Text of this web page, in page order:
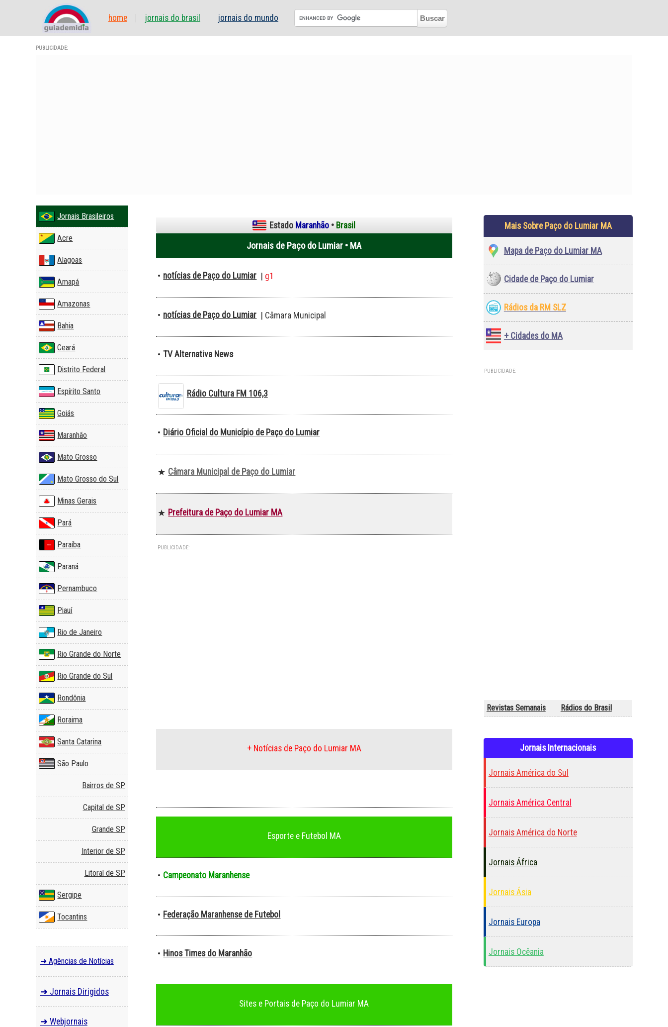
home jornais do brasil jornais do mundo
PUBLICIDADE:
Jornais Brasileiros
Acre
Alagoas
Amapá
Amazonas
Bahia
Ceará
Distrito Federal
Espírito Santo
Goiás
Maranhão
Mato Grosso
Mato Grosso do Sul
Minas Gerais
Pará
Paraíba
Paraná
Pernambuco
Piauí
Rio de Janeiro
Rio Grande do Norte
Rio Grande do Sul
Rondônia
Roraima
Santa Catarina
São Paulo
Bairros de SP
Capital de SP
Grande SP
Interior de SP
Litoral de SP
Sergipe
Tocantins
➜ Agências de Notícias
➜ Jornais Dirigidos
➜ Webjornais
Estado Maranhão • Brasil
Jornais de Paço do Lumiar • MA
• notícias de Paço do Lumiar | g1
• notícias de Paço do Lumiar | Câmara Municipal
• TV Alternativa News
Rádio Cultura FM 106,3
• Diário Oficial do Município de Paço do Lumiar
★ Câmara Municipal de Paço do Lumiar
★ Prefeitura de Paço do Lumiar MA
PUBLICIDADE:
+ Notícias de Paço do Lumiar MA
Esporte e Futebol MA
• Campeonato Maranhense
• Federação Maranhense de Futebol
• Hinos Times do Maranhão
Sites e Portais de Paço do Lumiar MA
Mais Sobre Paço do Lumiar MA
Mapa de Paço do Lumiar MA
Cidade de Paço do Lumiar
Rádios da RM SLZ
+ Cidades do MA
PUBLICIDADE:
Revistas Semanais Rádios do Brasil
Jornais Internacionais
Jornais América do Sul
Jornais América Central
Jornais América do Norte
Jornais África
Jornais Ásia
Jornais Europa
Jornais Ocêania